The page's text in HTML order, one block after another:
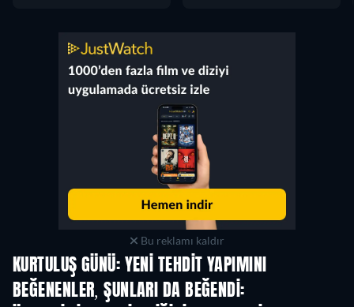
Bu reklamı kaldır
KURTULUŞ GÜNÜ: YENI TEHDIT YAPIMINI
BEĞENENLER, ŞUNLARI DA BEĞENDI: